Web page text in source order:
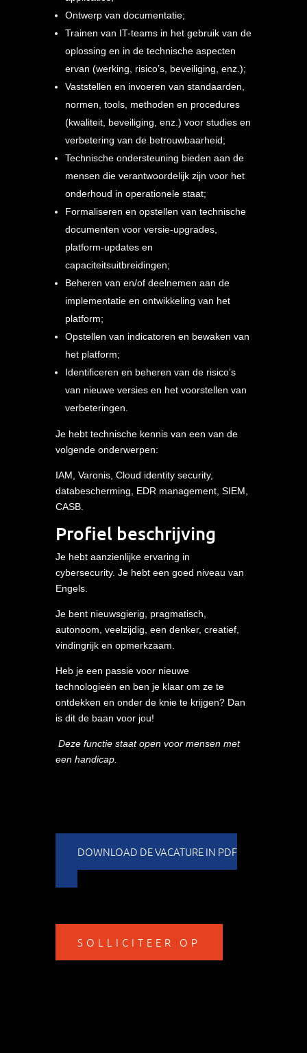
Ontwerp van documentatie;
Trainen van IT-teams in het gebruik van de
oplossing en in de technische aspecten
ervan (werking, risico’s, beveiliging, enz.);
Vaststellen en invoeren van standaarden,
normen, tools, methoden en procedures
(kwaliteit, beveiliging, enz.) voor studies en
verbetering van de betrouwbaarheid;
Technische ondersteuning bieden aan de
mensen die verantwoordelijk zijn voor het
onderhoud in operationele staat;
Formaliseren en opstellen van technische
documenten voor versie-upgrades,
platform-updates en
capaciteitsuitbreidingen;
Beheren van en/of deelnemen aan de
implementatie en ontwikkeling van het
platform;
Opstellen van indicatoren en bewaken van
het platform;
Identificeren en beheren van de risico’s
van nieuwe versies en het voorstellen van
verbeteringen.
Je hebt technische kennis van een van de
volgende onderwerpen:
IAM, Varonis, Cloud identity security,
databescherming, EDR management, SIEM,
CASB.
Profiel beschrijving
Je hebt aanzienlijke ervaring in
cybersecurity. Je hebt een goed niveau van
Engels.
Je bent nieuwsgierig, pragmatisch,
autonoom, veelzijdig, een denker, creatief,
vindingrijk en opmerkzaam.
Heb je een passie voor nieuwe
technologieën en ben je klaar om ze te
ontdekken en onder de knie te krijgen? Dan
is dit de baan voor jou!
Deze functie staat open voor mensen met
een handicap.
DOWNLOAD DE VACATURE IN PDF
SOLLICITEER OP